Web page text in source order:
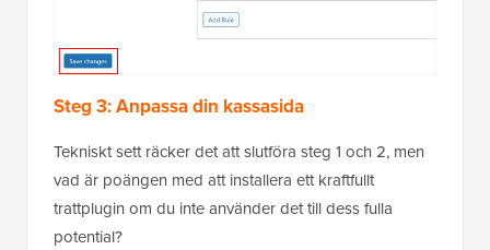
Steg 3: Anpassa din kassasida
Tekniskt sett räcker det att slutföra steg 1 och 2, men
vad är poängen med att installera ett kraftfullt
trattplugin om du inte använder det till dess fulla
potential?